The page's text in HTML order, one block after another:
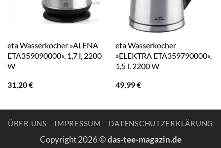
eta Wasserkocher »ALENA
ETA359090000«, 1,7 l, 2200
W
31,20€
eta Wasserkocher
»ELEKTRA ETA359790000«,
1,5 l, 2200 W
49,99€
ÜBER UNS IMPRESSUM DATENSCHUTZERKLÄRUNG
Copyright 2026 ©das-tee-magazin.de